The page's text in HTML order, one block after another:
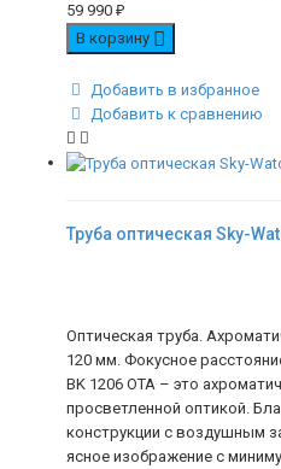
59 990 ₽
В корзину
Добавить в избранное
Добавить к сравнению
Труба оптическая Sky-
Оптическая труба.
120 мм. Фокусное
BK 1206 OTA – это
просветленной оптикой.
конструкции с воздушным
ясное изображение с